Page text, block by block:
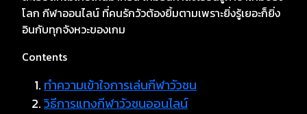
โลก กีฬาออนไลน์ ที่คนรักวัวต้องยิ้มตามเพราะยิ่งรู้เยอะก็ยิ่ง
อินกับทุกจังหวะของเกม
Contents
ทำความเข้าใจการเล่นกีฬาวัวชน
วิธีการแทงกีฬาวัวชนออนไลน์